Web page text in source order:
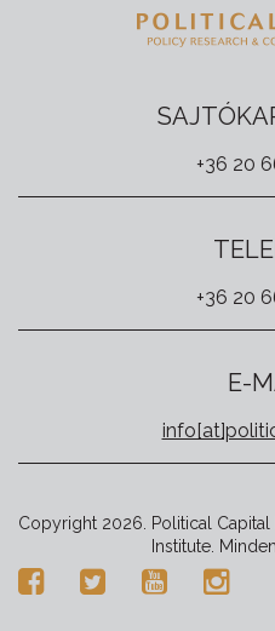
+36 20
+36 20
E-
Copyright 2026. Political
Institute.